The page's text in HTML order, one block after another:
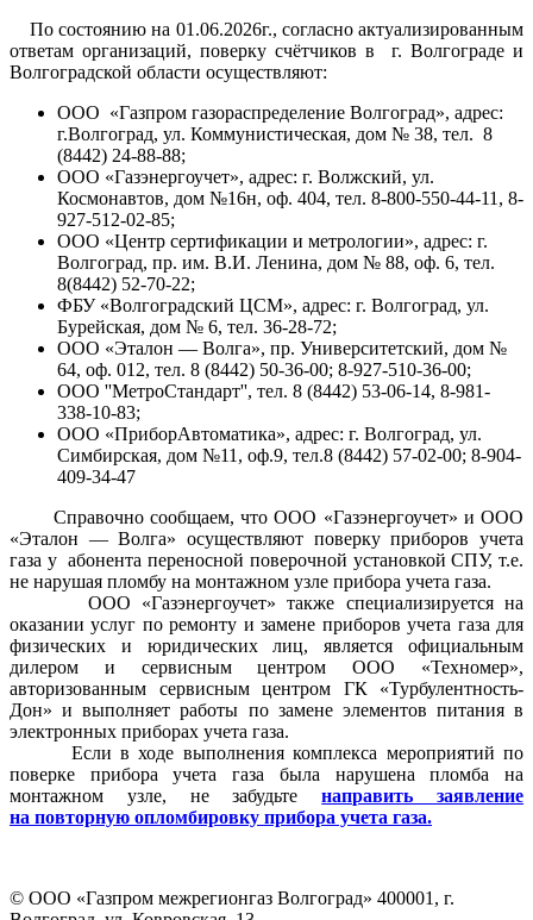
По состоянию на 01.06.2026г., согласно актуализированным
ответам организаций, поверку счётчиков в г. Волгограде и
Волгоградской области осуществляют:
ООО «Газпром газораспределение Волгоград», адрес:
г.Волгоград, ул. Коммунистическая, дом № 38, тел. 8
(8442) 24-88-88;
ООО «Газэнергоучет», адрес: г. Волжский, ул.
Космонавтов, дом №16н, оф. 404, тел. 8-800-550-44-11, 8-
927-512-02-85;
ООО «Центр сертификации и метрологии», адрес: г.
Волгоград, пр. им. В.И. Ленина, дом № 88, оф. 6, тел.
8(8442) 52-70-22;
ФБУ «Волгоградский ЦСМ», адрес: г. Волгоград, ул.
Бурейская, дом № 6, тел. 36-28-72;
ООО «Эталон — Волга», пр. Университетский, дом №
64, оф. 012, тел. 8 (8442) 50-36-00; 8-927-510-36-00;
ООО ''МетроСтандарт'', тел. 8 (8442) 53-06-14, 8-981-
338-10-83;
ООО «ПриборАвтоматика», адрес: г. Волгоград, ул.
Симбирская, дом №11, оф.9, тел.8 (8442) 57-02-00; 8-904-
409-34-47
Справочно сообщаем, что ООО «Газэнергоучет» и ООО
«Эталон — Волга» осуществляют поверку приборов учета
газа у абонента переносной поверочной установкой СПУ, т.е.
не нарушая пломбу на монтажном узле прибора учета газа.
ООО «Газэнергоучет» также специализируется на
оказании услуг по ремонту и замене приборов учета газа для
физических и юридических лиц, является официальным
дилером и сервисным центром ООО «Техномер»,
авторизованным сервисным центром ГК «Турбулентность-
Дон» и выполняет работы по замене элементов питания в
электронных приборах учета газа.
Если в ходе выполнения комплекса мероприятий по
поверке прибора учета газа была нарушена пломба на
монтажном узле, не забудьте
направить заявление
на повторную опломбировку прибора учета газа.
© ООО «Газпром межрегионгаз Волгоград» 400001, г.